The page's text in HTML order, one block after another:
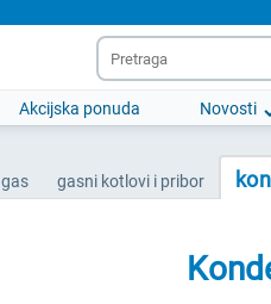
Akcijska ponuda Novosti
gas gasni kotlovi i pribor